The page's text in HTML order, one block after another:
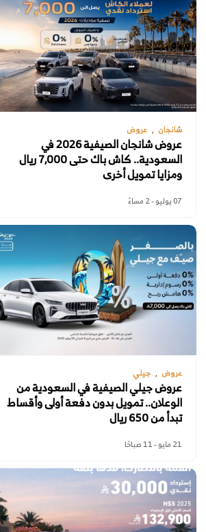
شانجان عروض
عروض شانجان الصيفية 2026 في
السعودية.. كاش باك حتى 7,000 ريال
ومزايا تمويل أخرى
07 يوليو - 2 مساءً
عروض جيلي
عروض جيلي الصيفية في السعودية من
الوعلان.. تمويل بدون دفعة أولى وأقساط
تبدأ من 650 ريال
21 مايو - 11 صباحًا